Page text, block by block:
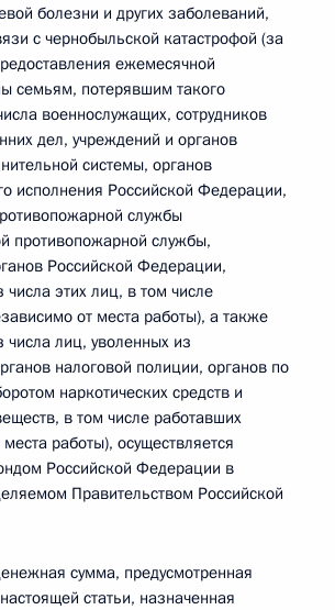
болезни и других заболеваний,
с чернобыльской катастрофой (за
ежемесячной
семьям, потерявшим такого
военнослужащих, сотрудников
дел, учреждений и органов
системы, органов
исполнения Российской Федерации,
службы
противопожарной службы,
Российской Федерации,
числа этих лиц, в том числе
от места работы), а также
числа лиц, уволенных из
налоговой полиции, органов по
наркотических средств и
в том числе работавших
работы), осуществляется
Российской Федерации в
Правительством Российской
сумма, предусмотренная
статьи, назначенная